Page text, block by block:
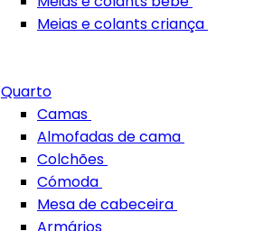
Meias e colants criança
Quarto
Camas
Almofadas de cama
Colchões
Cómoda
Mesa de cabeceira